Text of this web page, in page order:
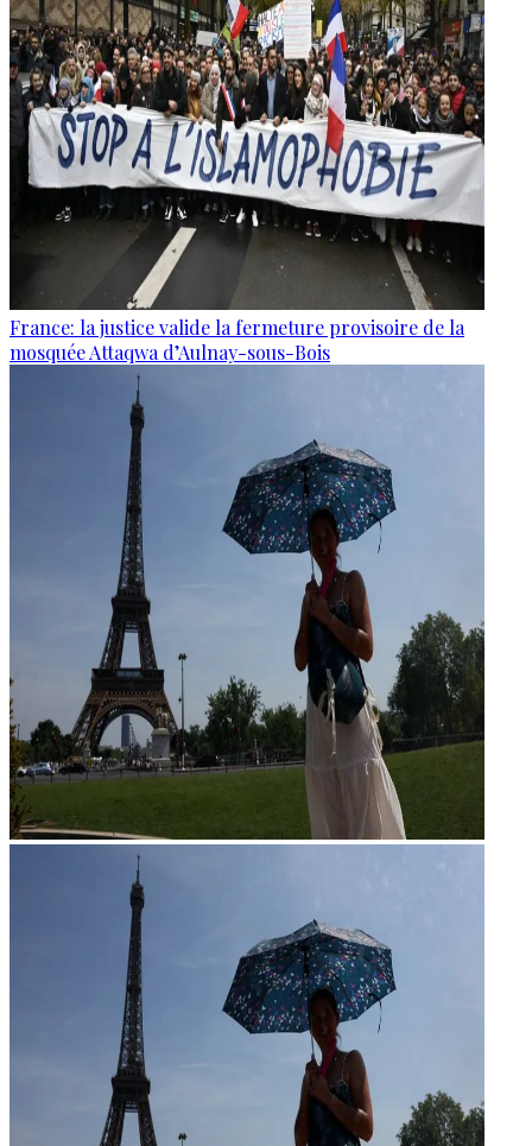
France: la justice valide la fermeture provisoire de la
mosquée Attaqwa d’Aulnay-sous-Bois